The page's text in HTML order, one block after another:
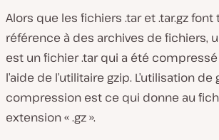
Alors que les fichiers .tar et .tar.gz
référence à des archives de fichiers,
est un fichier .tar qui a été compressé
l’aide de l’utilitaire gzip. L’utilisation
compression est ce qui donne au
extension « .gz ».